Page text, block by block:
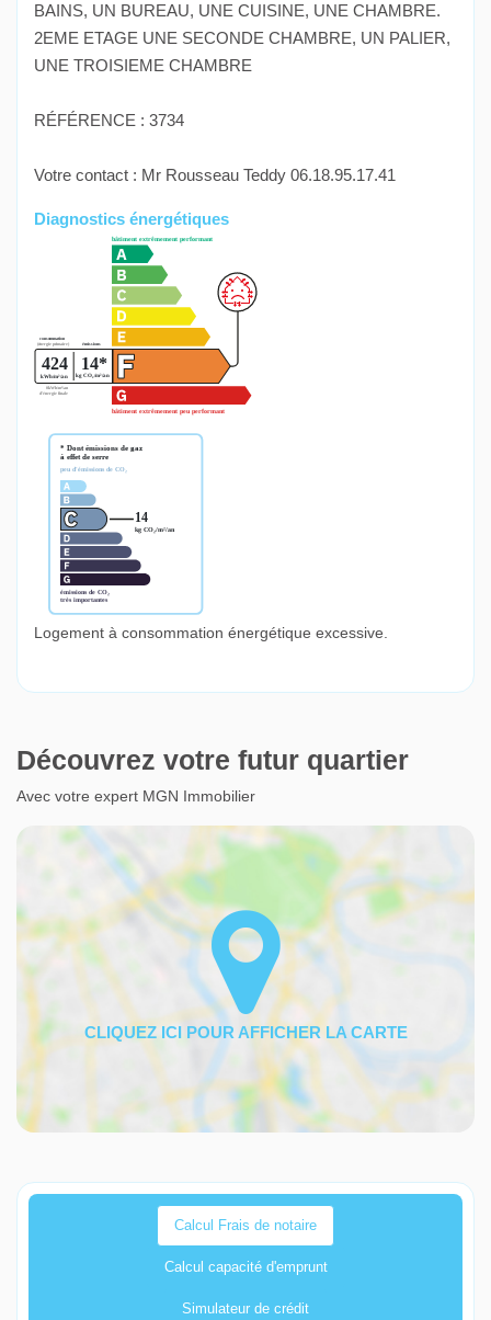
BAINS, UN BUREAU, UNE CUISINE, UNE CHAMBRE.
2EME ETAGE UNE SECONDE CHAMBRE, UN PALIER,
UNE TROISIEME CHAMBRE
RÉFÉRENCE : 3734
Votre contact : Mr Rousseau Teddy 06.18.95.17.41
Diagnostics énergétiques
Logement à consommation énergétique excessive.
Découvrez votre futur quartier
Avec votre expert MGN Immobilier
Calcul Frais de notaire
Calcul capacité d'emprunt
Simulateur de crédit